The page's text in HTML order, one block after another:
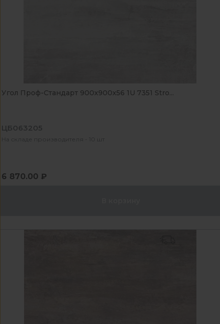
Угол Проф-Стандарт 900x900x56 1U 7351 Stro...
ЦБ063205
На складе производителя - 10 шт
6 870.00 ₽